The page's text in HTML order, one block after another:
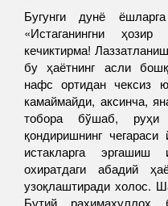
Бугунги дунё
«Истаганингни
кечиктирма!
бу ҳаётнинг асли
нафс ортидан чексиз
камаймайди, аксинча,
тобора бўшаб, руҳи
қондиришнинг
истакларга
охиратдаги абадий
узоқлаштиради холос.
Бутий